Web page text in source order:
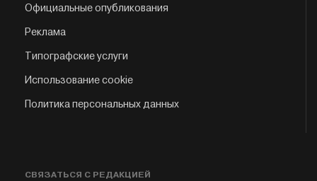
Официальные опубликования
Реклама
Типографские услуги
Использование cookie
Политика персональных данных
СВЯЗАТЬСЯ С РЕДАКЦИЕЙ